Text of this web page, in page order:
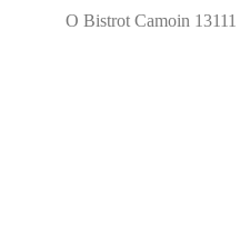
O Bistrot Camoin 13111